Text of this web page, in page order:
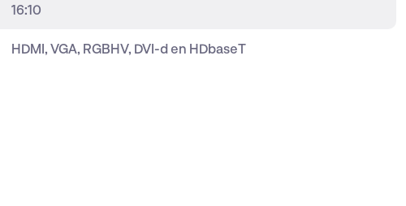
16:10
HDMI, VGA, RGBHV, DVI-d en HDbaseT